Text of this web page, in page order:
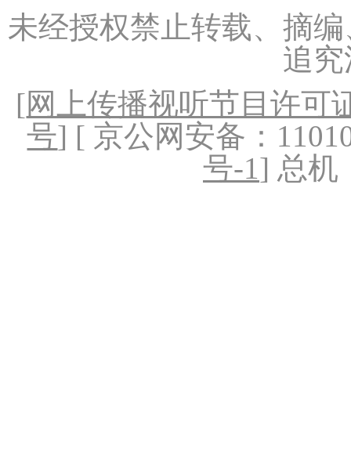
未经授权禁止转载、摘
追
[网上传播视听节目许可
号] [ 京公网安备：
号-1] 总机